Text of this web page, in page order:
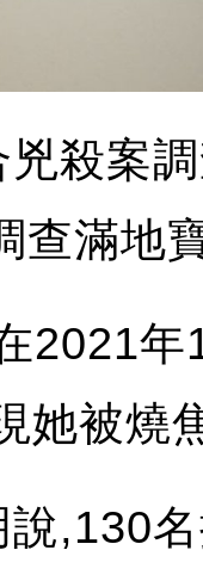
兇殺案
查滿地
2021
她被燒
,130